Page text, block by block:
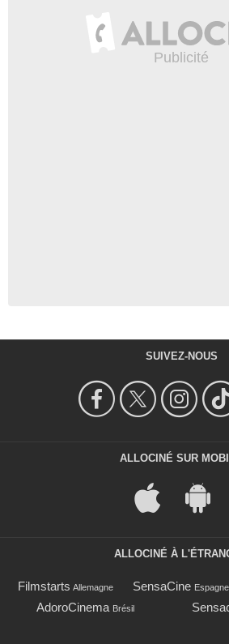
SUIVEZ-NOUS
ALLOCINÉ SUR
ALLOCINÉ À
Filmstarts Allemagne SensaCine Espagne
AdoroCinema Brésil